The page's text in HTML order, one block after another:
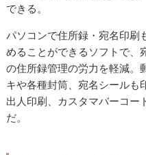
できる。
パソコンで住所録・宛名印刷
めることができるソフトで、
の住所録管理の労力を軽減。
キや各種封筒、宛名シールも
出人印刷、カスタマバーコー
だ。